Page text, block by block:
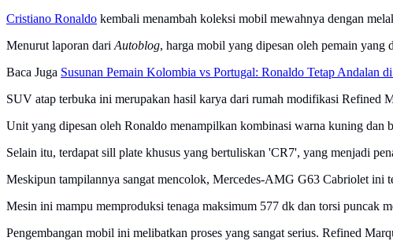
Cristiano Ronaldo kembali menambah koleksi mobil mewahnya dengan
Menurut laporan dari Autoblog, harga mobil yang dipesan oleh pemain
Baca Juga Susunan Pemain Kolombia vs Portugal: Ronaldo Tetap Andalan
SUV atap terbuka ini merupakan hasil karya dari rumah modifikasi Refined
Unit yang dipesan oleh Ronaldo menampilkan kombinasi warna kuning dan
Selain itu, terdapat sill plate khusus yang bertuliskan 'CR7', yang menjadi
Meskipun tampilannya sangat mencolok, Mercedes-AMG G63 Cabriolet ini
Mesin ini mampu memproduksi tenaga maksimum 577 dk dan torsi puncak
Pengembangan mobil ini melibatkan proses yang sangat serius. Refined